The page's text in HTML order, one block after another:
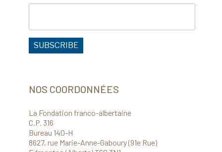
NOS COORDONNÉES
La Fondation franco-albertaine
C.P. 316
Bureau 140-H
8627, rue Marie-Anne-Gaboury (91e Rue)